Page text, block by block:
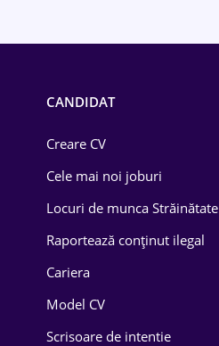
Media / Internet
Medicină / Sănătate
CANDIDAT
Creare CV
Cele mai noi joburi
Locuri de munca Străinătate
Raportează conținut ilegal
Cariera
Model CV
Scrisoare de intentie